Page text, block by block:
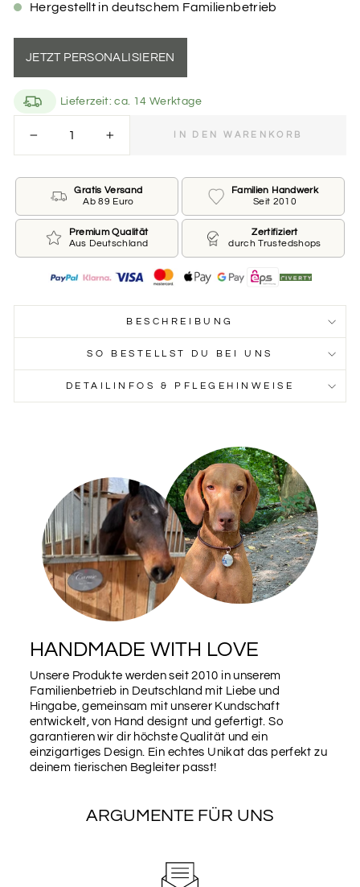
Hergestellt in deutschem Familienbetrieb
JETZT PERSONALISIEREN
Du kannst einen Aufkleber in der Größe von 20 cm für
Größe
Farbe des Aufklebers
Bitte wähle eine Farbe aus.
Farbe des Aufklebers
WEISS BEIGE GELB
HELLORANGEORANGE
MAGENTA HELLBLAU WASSERBLAU
Schriftzug
Dieser Schriftzug ist dann der Größe des Aufkleber
Lieferzeit: ca. 14 Werktage
+
IN DEN WARENKORB
Gratis Versand
Ab 89 Euro
Familien Handwerk
Seit 2010
Premium Qualität
Aus Deutschland
Zertifiziert
durch Trustedshops
BESCHREIBUNG
SO BESTELLST DU BEI UNS
DETAILINFOS & PFLEGEHINWEISE
HANDMADE WITH LOVE
Unsere Produkte werden seit 2010 in unserem
Familienbetrieb in Deutschland mit Liebe und
Hingabe, gemeinsam mit unserer Kundschaft
entwickelt, von Hand designt und gefertigt. So
garantieren wir dir höchste Qualität und ein
einzigartiges Design. Ein echtes Unikat das perfekt zu
deinem tierischen Begleiter passt!
ARGUMENTE FÜR UNS